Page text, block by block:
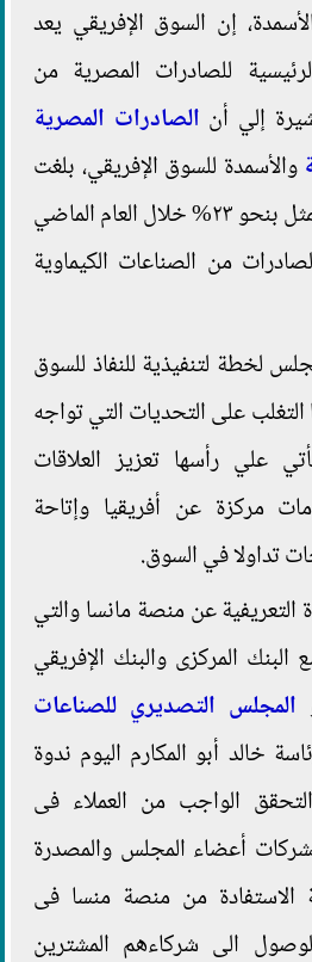
إن السوق الإفريقي يعد
للصادرات المصرية من
إلي أن الصادرات المصرية
والأسمدة للسوق الإفريقي، بلغت
نحو ١.٢مليار دولار بما يمثل بنحو ٢٣% خلال العام الماضي
الصادرات من الصناعات الكيماوية
لخطة لتنفيذية للنفاذ للسوق
التغلب على التحديات التي تواجه
علي رأسها تعزيز العلاقات
مركزة عن أفريقيا وإتاحة
تداولا في السوق.
عن منصة مانسا والتي
البنك المركزى والبنك الإفريقي
المجلس التصديري للصناعات
خالد أبو المكارم اليوم ندوة
الواجب من العملاء فى
أعضاء المجلس والمصدرة
الاستفادة من منصة منسا فى
الى شركاءهم المشترين